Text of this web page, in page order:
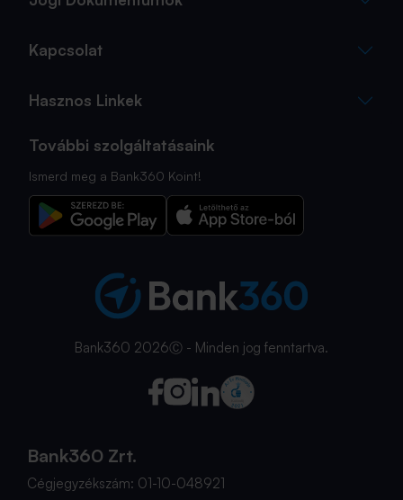
Kapcsolat
Hasznos Linkek
További szolgáltatásaink
Ismerd meg a Bank360 Koint!
Bank360 2026Ⓒ - Minden jog fenntartva.
Bank360 Zrt.
Cégjegyzékszám: 01-10-048921